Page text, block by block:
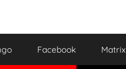
Facebook Matrix